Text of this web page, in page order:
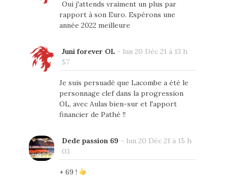
Oui j'attends vraiment un plus par
rapport à son Euro. Espérons une
année 2022 meilleure
Juni forever OL - lun 20 Déc 21 à 13 h
57
Je suis persuadé que Lacombe a été le
personnage clef dans la progression
OL, avec Aulas bien-sur et l'apport
financier de Pathé !!
Dede passion 69 - lun 20 Déc 21 à 15 h
03
+ 69 !